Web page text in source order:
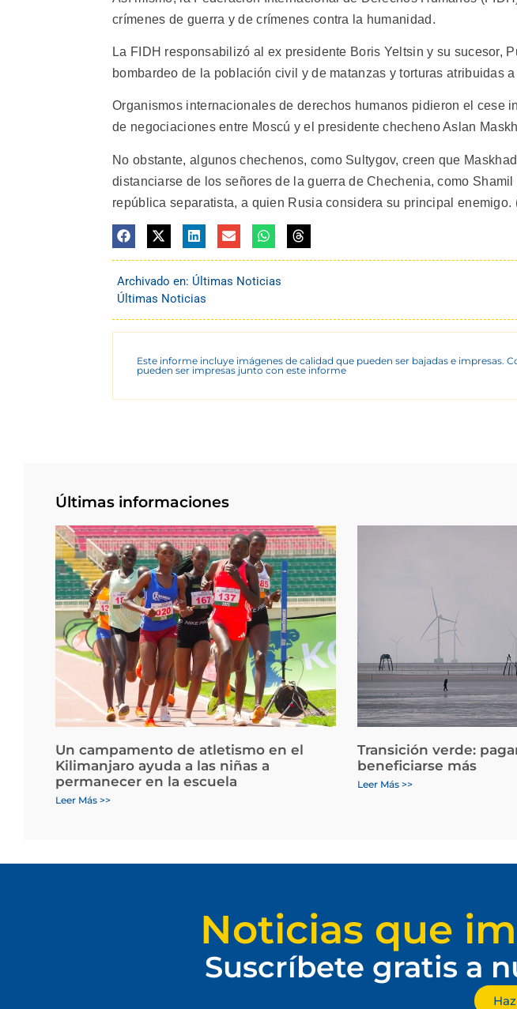
crímenes de guerra y de crímenes contra la humanidad.
La FIDH responsabilizó al ex presidente Boris Yeltsin y su sucesor,
bombardeo de la población civil y de matanzas y torturas atribuidas
Organismos internacionales de derechos humanos pidieron el cese
de negociaciones entre Moscú y el presidente checheno Aslan
No obstante, algunos chechenos, como Sultygov, creen que
distanciarse de los señores de la guerra de Chechenia, como
república separatista, a quien Rusia considera su principal enemigo.
Archivado en: Últimas Noticias
Últimas Noticias
Este informe incluye imágenes de calidad que pueden ser bajadas e impresas.
pueden ser impresas junto con este informe
Últimas informaciones
Un campamento de atletismo en el
Kilimanjaro ayuda a las niñas a
permanecer en la escuela
Leer Más >>
Transición verde:
beneficiarse más
Leer Más >>
Noticias que
Suscríbete gratis a